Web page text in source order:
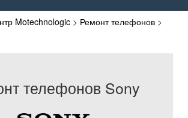
Motechnologic > Ремонт телефонов >
телефонов Sony